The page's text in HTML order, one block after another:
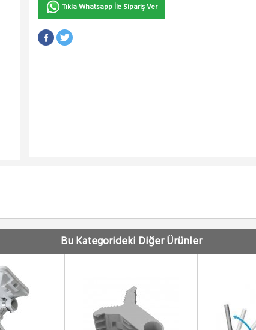
Tıkla Whatsapp İle Sipariş Ver
Bu Kategorideki Diğer Ürünler